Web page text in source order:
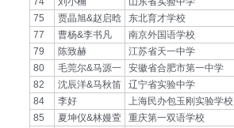
75
贾晶旭&赵启晗 东北育才学校
77
曹杨&李书凡 南京外国语学校
79
陈致赫 江苏省天一中学
80
毛莞尔&马源一 安徽省合肥市第一中学
82
沈辰洋&马秋笛 辽宁省实验中学
84
李好 上海民办包玉刚实验学校
85
夏坤仪&林嫚萱 重庆第一双语学校